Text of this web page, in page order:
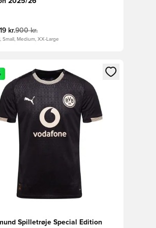
kr.900 kr.
Small, Medium, XX-Large
medlem
en Modal til at logge ind eller tilmelde dig
Spilletrøje Special Edition